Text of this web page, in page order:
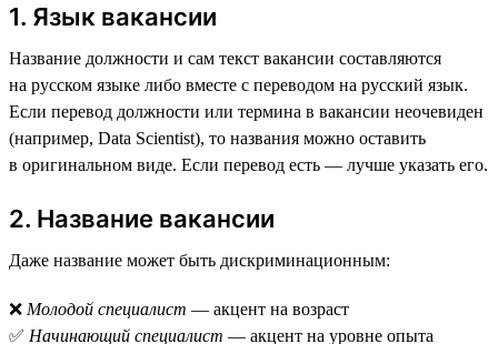
1. Язык вакансии
Название должности и сам текст вакансии составляются
на русском языке либо вместе с переводом на русский язык.
Если перевод должности или термина в вакансии неочевиден
(например, Data Scientist), то названия можно оставить
в оригинальном виде. Если перевод есть — лучше указать его.
2. Название вакансии
Даже название может быть дискриминационным:
❌ Молодой специалист — акцент на возраст
✅ Начинающий специалист — акцент на уровне опыта